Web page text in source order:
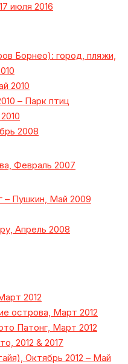
июля 2016
Борнео): город, пляжи,
2010
– Парк птиц
2008
Февраль 2007
– Пушкин, Май 2009
Апрель 2008
2012
острова, Март 2012
Патонг, Март 2012
2012 & 2017
Октябрь 2012 – Май